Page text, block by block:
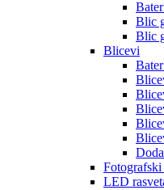
Blic
Blic
Blicevi
LED